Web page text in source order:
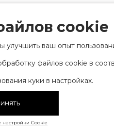
г. Минск, ул.
с
Номер
работников
cookie
улучшить ваш опыт
файлов cookie в
куки в настройках.
Cookie